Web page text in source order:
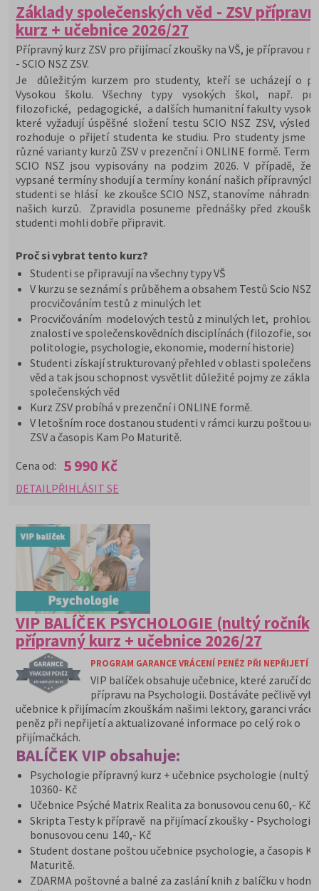
Základy společenských věd - ZSV
kurz + učebnice 2026/27
Přípravný kurz ZSV pro přijímací zkoušky na VŠ, je přípravou
- SCIO NSZ ZSV.
Je důležitým kurzem pro studenty, kteří se ucházejí o
Vysokou školu. Všechny typy vysokých škol, např.
filozofické, pedagogické, a dalších humanitní fakulty
které vyžadují úspěšné složení testu SCIO NSZ ZSV,
rozhoduje o přijetí studenta ke studiu. Pro studenty jsme
různé varianty kurzů ZSV v prezenční i ONLINE formě.
SCIO NSZ jsou vypisovány na podzim 2026. V případě,
vypsané termíny shodují a termíny konání našich přípravných
studenti se hlásí ke zkoušce SCIO NSZ, stanovíme náhradní
našich kurzů. Zpravidla posuneme přednášky před
studenti mohli dobře připravit.
Proč si vybrat tento kurz?
Studenti se připravují na všechny typy VŠ
V kurzu se seznámí s průběhem a obsahem Testů Scio NSZ
procvičováním testů z minulých let
Procvičováním modelových testů z minulých let,
znalosti ve společenskovědních disciplínách (filozofie,
politologie, psychologie, ekonomie, moderní historie)
Studenti získají strukturovaný přehled v oblasti
věd a tak jsou schopnost vysvětlit důležité pojmy ze
společenských věd
Kurz ZSV probíhá v prezenční i ONLINE formě.
V letošním roce dostanou studenti v rámci kurzu poštou
ZSV a časopis Kam Po Maturitě.
Cena od: 5 990 Kč
DETAIL PŘIHLÁSIT SE
VIP BALÍČEK PSYCHOLOGIE (nultý ročník)
přípravný kurz + učebnice 2026/27
PROGRAM GARANCE VRÁCENÍ PENĚZ PŘI NEPŘIJETÍ
VIP balíček obsahuje učebnice, které zaručí
přípravu na Psychologii. Dostáváte pečlivě
učebnice k přijímacím zkouškám našimi lektory, garanci
peněz při nepřijetí a aktualizované informace po celý rok o
přijímačkách.
BALÍČEK VIP obsahuje:
Psychologie přípravný kurz + učebnice psychologie (nultý
10360- Kč
Učebnice Psýché Matrix Realita za bonusovou cenu 60,- Kč
Skripta Testy k přípravě na přijímací zkoušky - Psychologie
bonusovou cenu 140,- Kč
Student dostane poštou učebnice psychologie, a časopis
Maturitě.
ZDARMA poštovné a balné za zaslání knih z balíčku v